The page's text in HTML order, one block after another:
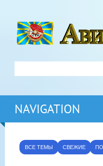
NAVIGATION
ВСЕ ТЕМЫ СВЕЖИЕ